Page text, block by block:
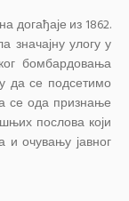
догађаје из 1862.
значајну улогу у
бомбардовања
да се подсетимо
се ода признање
послова који
и очувању јавног